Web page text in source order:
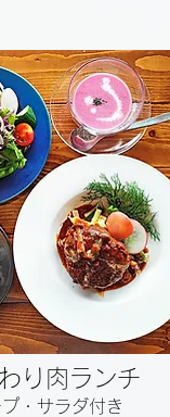
り肉ランチ
プ・サラダ付き